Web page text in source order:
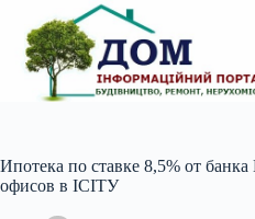
вмісту
Ипотека по ставке 8,5% от
офисов в ICITУ